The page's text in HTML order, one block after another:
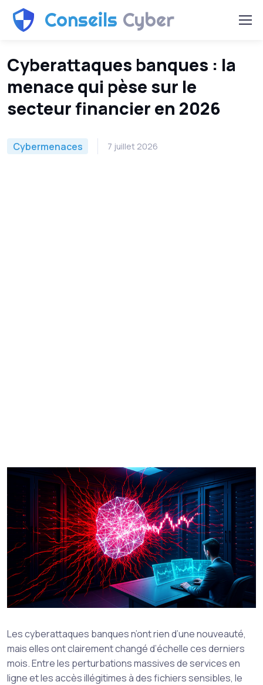
Conseils Cyber
Cyberattaques banques : la
menace qui pèse sur le
secteur financier en 2026
Cybermenaces 7 juillet 2026
Les cyberattaques banques n’ont rien d’une nouveauté,
mais elles ont clairement changé d’échelle ces derniers
mois. Entre les perturbations massives de services en
ligne et les accès illégitimes à des fichiers sensibles, le